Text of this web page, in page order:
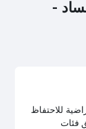
-
للاحتفاظ
فئات